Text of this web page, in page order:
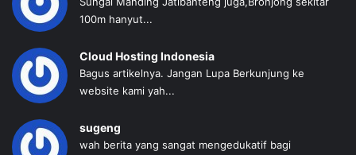
100m hanyut...
Cloud Hosting Indonesia
Bagus artikelnya. Jangan Lupa Berkunjung ke
website kami yah...
sugeng
wah berita yang sangat mengedukatif bagi